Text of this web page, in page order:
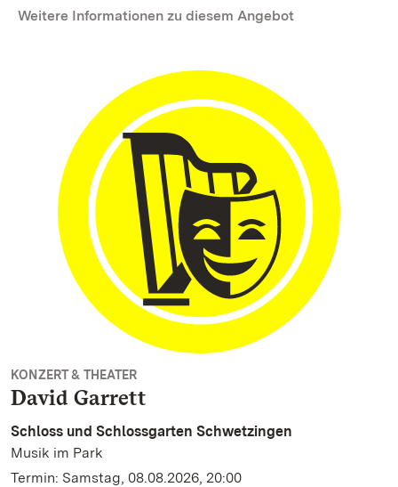
Weitere Informationen zu diesem Angebot
KONZERT & THEATER
David Garrett
Schloss und Schlossgarten Schwetzingen
Musik im Park
Termin: Samstag, 08.08.2026, 20:00